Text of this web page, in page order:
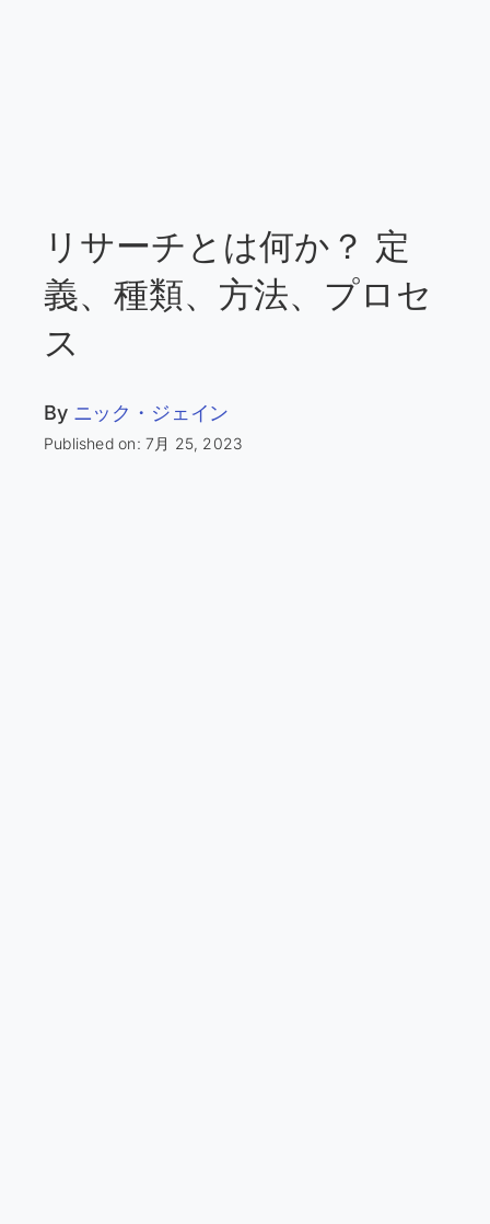
リサーチとは何か？ 定
義、種類、方法、プロセ
ス
By ニック・ジェイン
Published on: 7月 25, 2023